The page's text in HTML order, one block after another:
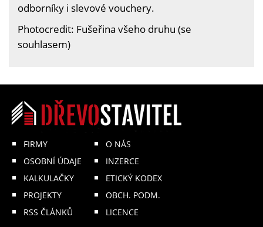
odborníky i slevové vouchery.
Photocredit: Fušeřina všeho druhu (se
souhlasem)
FIRMY
OSOBNÍ ÚDAJE
KALKULAČKY
PROJEKTY
RSS ČLÁNKŮ
O NÁS
INZERCE
ETICKÝ KODEX
OBCH. PODM.
LICENCE